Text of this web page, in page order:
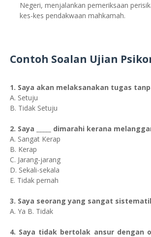
Negeri, menjalankan pemeriksaan
kes-kes pendakwaan mahkamah.
Contoh Soalan Ujian
1. Saya akan melaksanakan tugas
A. Setuju
B. Tidak Setuju
2. Saya _____ dimarahi kerana
A. Sangat Kerap
B. Kerap
C. Jarang-jarang
D. Sekali-sekala
E. Tidak pernah
3. Saya seorang yang sangat
A. Ya B. Tidak
4. Saya tidak bertolak ansur dengan